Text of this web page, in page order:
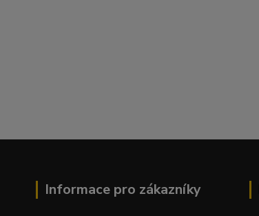
Informace pro zákazníky